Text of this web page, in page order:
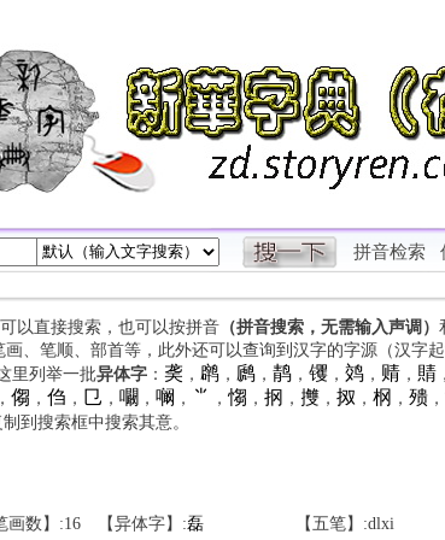
拼音检索
以直接搜索，也可以按拼音（拼音搜索，无需输入声调）
、笔顺、部首等，此外还可以查询到汉字的字源（汉字
里列举一批异体字： 䶮 ， 䴙， 䴘， 䴖， 䦆， 䴔， 䞍， 䝼，
， 㑳 ， 㑇 ， 㔾 ， 㘚 ， 㘎 ， ⺌ ， 㥮 ， 㧏 ， 㩳， 㧐 ， 㭎 ， 㱮，
到搜索框中搜索其意。
画数】:16 【异体字】:磊 【五笔】:dlxi